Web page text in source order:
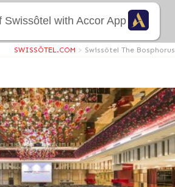
SWISSÔTEL.COM > Swissôtel The Bosphorus
Swissôtel with Accor App